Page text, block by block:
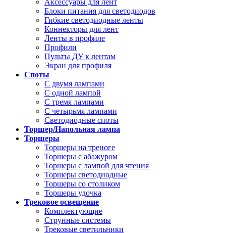
Аксессуары для лент
Блоки питания для светодиодов
Гибкие светодиодные ленты
Коннекторы для лент
Ленты в профиле
Профили
Пульты ДУ к лентам
Экран для профиля
Споты
С двумя лампами
С одной лампой
С тремя лампами
С четырьмя лампами
Светодиодные споты
Торшер/Напольная лампа
Торшеры
Торшеры на треноге
Торшеры с абажуром
Торшеры с лампой для чтения
Торшеры светодиодные
Торшеры со столиком
Торшеры удочка
Трековое освещение
Комплектующие
Струнные системы
Трековые светильники